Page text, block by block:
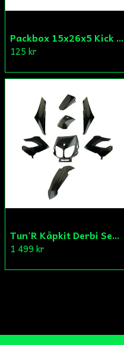
Packbox 15x26x5 Kick Aprilia/Derbi/Gilera (original)
125 kr
Tun'R Kåpkit Derbi Senda
1 499 kr